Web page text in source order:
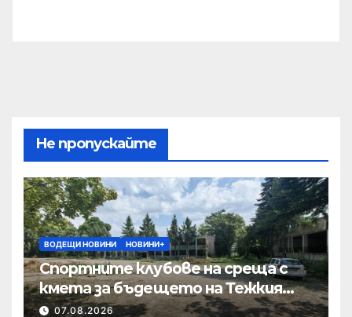
Не пропускайте
ВОДЕЩИ НОВИНИ НОВИНИ+
Спортните клубове на среща с
кмета за бъдещето на Тежкия
полк
07.08.2026